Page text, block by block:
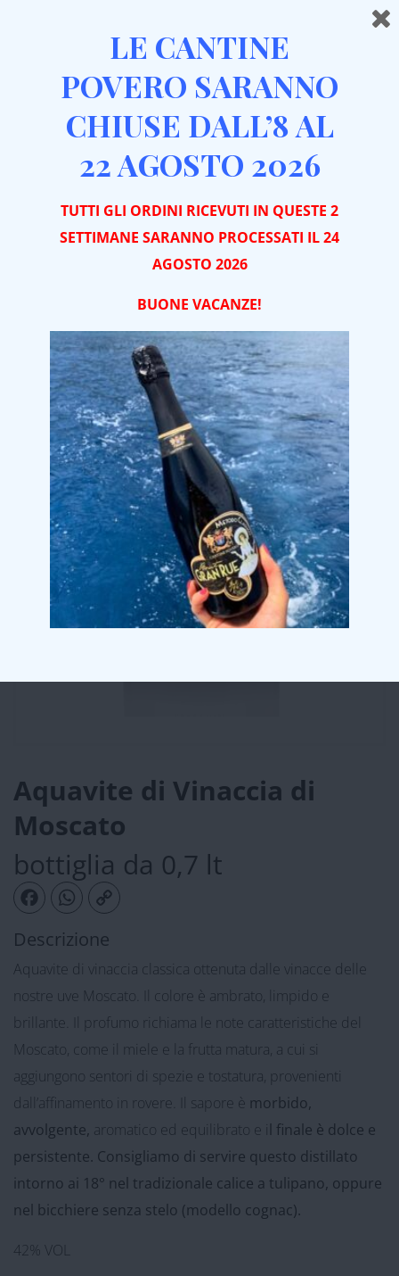
Home Distillati Aquavite di Vinaccia di Moscato
Aquavite di Vinaccia di
Moscato
bottiglia da 0,7 lt
FacebookWhatsAppCopy Link
Descrizione
Aquavite di vinaccia classica ottenuta dalle vinacce delle
nostre uve Moscato. Il colore è ambrato, limpido e
brillante. Il profumo richiama le note caratteristiche del
Moscato, come il miele e la frutta matura, a cui si
aggiungono sentori di spezie e tostatura, provenienti
dall’affinamento in rovere. Il sapore è morbido,
avvolgente, aromatico ed equilibrato e i
l finale è dolce e
persistente. Consigliamo di servire questo distillato
intorno ai 18° nel tradizionale calice a tulipano, oppure
nel bicchiere senza stelo (modello cognac).
42% VOL
LE CANTINE
POVERO SARANNO
CHIUSE DALL’8 AL
22 AGOSTO 2026
TUTTI GLI ORDINI RICEVUTI IN QUESTE 2
SETTIMANE SARANNO PROCESSATI IL 24
AGOSTO 2026
BUONE VACANZE!